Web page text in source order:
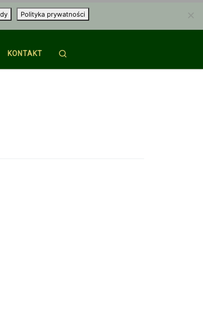
KONTAKT
Polityka prywatności